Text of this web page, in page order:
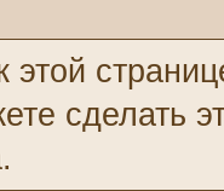
этой
сделать